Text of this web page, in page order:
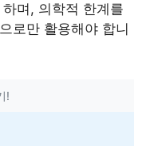
며, 의학적 한계를
로만 활용해야 합니
!